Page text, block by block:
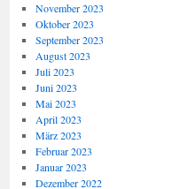
November 2023
Oktober 2023
September 2023
August 2023
Juli 2023
Juni 2023
Mai 2023
April 2023
März 2023
Februar 2023
Januar 2023
Dezember 2022